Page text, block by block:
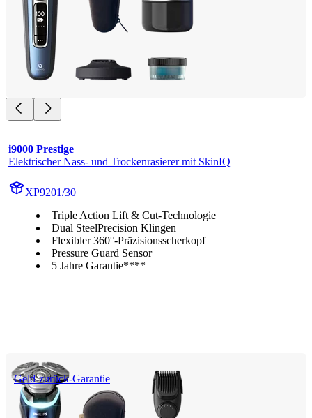
i9000 Prestige
Elektrischer Nass- und Trockenrasierer mit SkinIQ
XP9201/30
Triple Action Lift & Cut-Technologie
Dual SteelPrecision Klingen
Flexibler 360°-Präzisionsscherkopf
Pressure Guard Sensor
5 Jahre Garantie****
Geld-zurück-Garantie